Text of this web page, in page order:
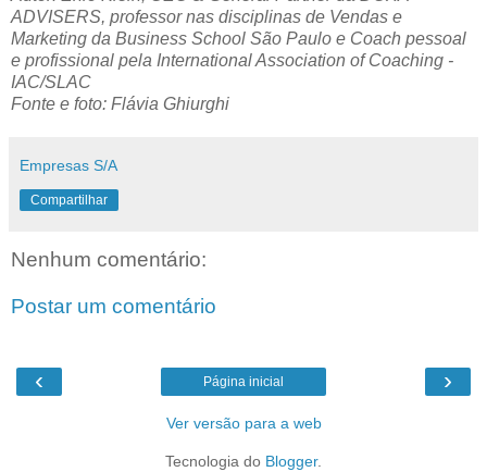
ADVISERS, professor nas disciplinas de Vendas e
Marketing da Business School São Paulo e Coach pessoal
e profissional pela International Association of Coaching -
IAC/SLAC
Fonte e foto: Flávia Ghiurghi
Empresas S/A
Compartilhar
Nenhum comentário:
Postar um comentário
‹ ›
Página inicial
Ver versão para a web
Tecnologia do Blogger.